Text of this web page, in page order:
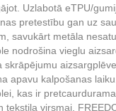
Uzlabotā eTPU/
pretestību gan uz
savukārt metāla
nodrošina vieglu
skrāpējumu
apavu kalpošanas
kas ir
tekstila virsmai,